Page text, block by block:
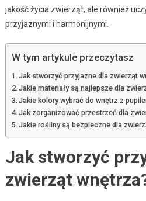
jakość życia zwierząt, ale również
przyjaznymi i harmonijnymi.
W tym artykule przeczytasz
Jak stworzyć przyjazne dla zwierząt
Jakie materiały są najlepsze dla
Jakie kolory wybrać do wnętrz z
Jak zorganizować przestrzeń dla
Jakie rośliny są bezpieczne dla
Jak stworzyć
zwierząt